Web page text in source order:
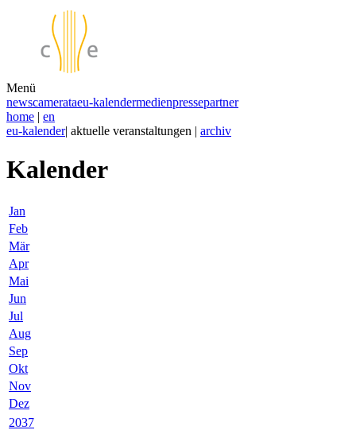
Menü
newscamerataeu-kalendermedienpressepartner
home | en
eu-kalender| aktuelle veranstaltungen | archiv
Kalender
Jan
Feb
Mär
Apr
Mai
Jun
Jul
Aug
Sep
Okt
Nov
Dez
2037